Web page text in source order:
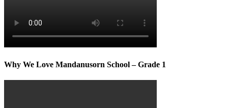
Why We Love Mandanusorn School – Grade 1